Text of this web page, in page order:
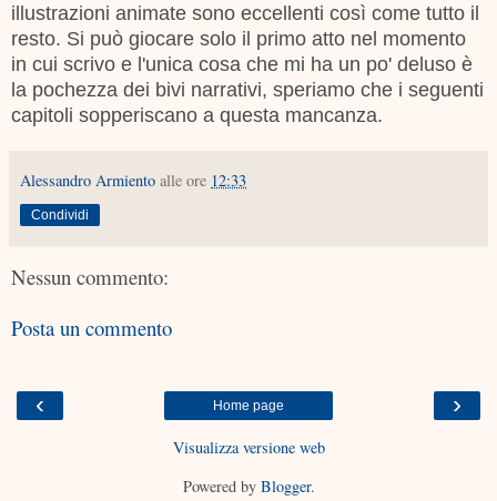
illustrazioni animate sono eccellenti così come tutto il
resto. Si può giocare solo il primo atto nel momento
in cui scrivo e l'unica cosa che mi ha un po' deluso è
la pochezza dei bivi narrativi, speriamo che i seguenti
capitoli sopperiscano a questa mancanza.
Alessandro Armiento alle ore 12:33
Condividi
Nessun commento:
Posta un commento
‹ ›
Home page
Visualizza versione web
Powered by Blogger.